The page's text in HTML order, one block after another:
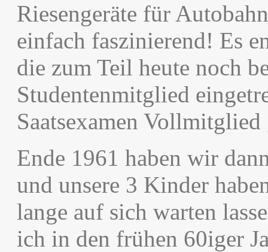
Riesengeräte für
einfach faszinierend! Es
die zum Teil heute noch
Studentenmitglied
Saatsexamen
Ende 1961 haben wir
und unsere 3 Kinder
lange auf sich warten
ich in den frühen 60iger